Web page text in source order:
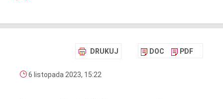
DRUKUJ DOC PDF
6 listopada 2023, 15:22